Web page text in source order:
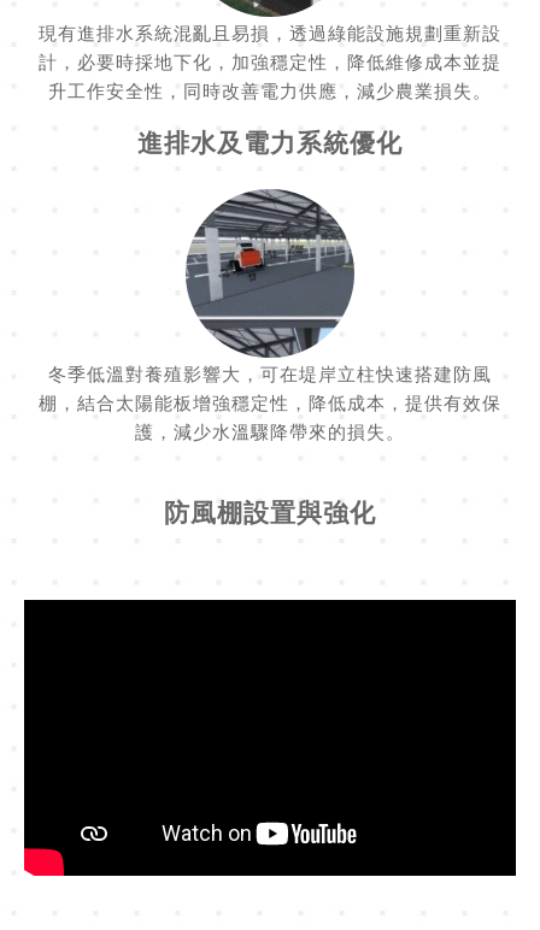
現有進排水系統混亂且易損，透過綠能設施規劃重新設
計，必要時採地下化，加強穩定性，降低維修成本並提
升工作安全性，同時改善電力供應，減少農業損失。
進排水及電力系統優化
冬季低溫對養殖影響大，可在堤岸立柱快速搭建防風
棚，結合太陽能板增強穩定性，降低成本，提供有效保
護，減少水溫驟降帶來的損失。
防風棚設置與強化